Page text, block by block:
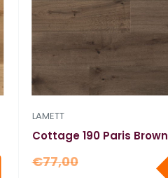
Verkoopprijs
LAMETT
Cottage 190 Paris Brown
Normale
€77,00